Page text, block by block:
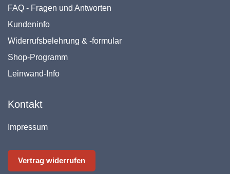
FAQ - Fragen und Antworten
Kundeninfo
Widerrufsbelehrung & -formular
Shop-Programm
Leinwand-Info
Kontakt
Impressum
Vertrag widerrufen